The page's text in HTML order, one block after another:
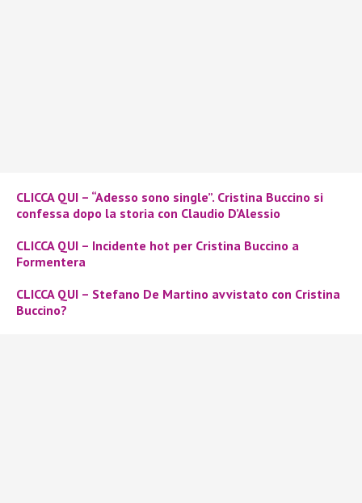
CLICCA QUI – “Adesso sono single”. Cristina Buccino si
confessa dopo la storia con Claudio D’Alessio
CLICCA QUI – Incidente hot per Cristina Buccino a
Formentera
CLICCA QUI – Stefano De Martino avvistato con Cristina
Buccino?